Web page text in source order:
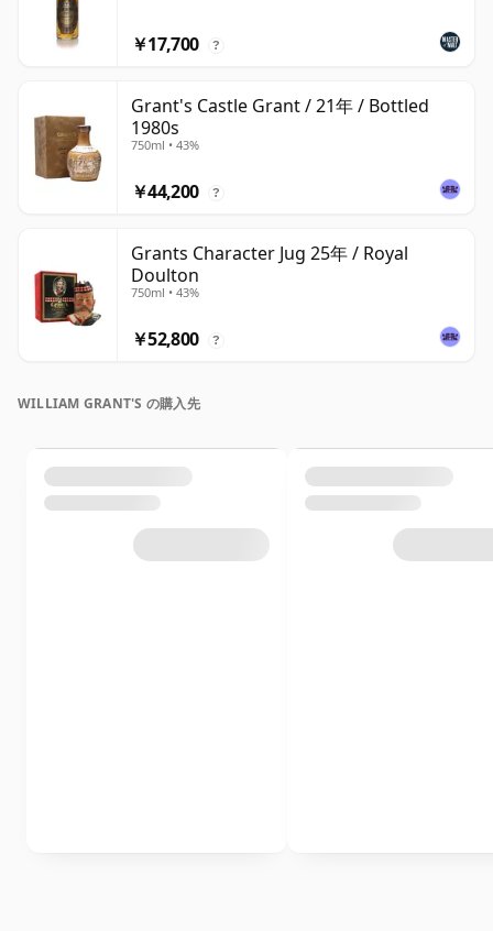
￥17,700 ?
Grant's Castle Grant / 21年 / Bottled
1980s
750ml • 43%
￥44,200 ?
Grants Character Jug 25年 / Royal
Doulton
750ml • 43%
￥52,800 ?
WILLIAM GRANT'S の購入先